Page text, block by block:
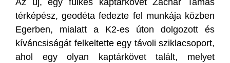
Az új, egy fülkés kaptárkövet Zachar Tamás
térképész, geodéta fedezte fel munkája közben
Egerben, mialatt a K2-es úton dolgozott és
kíváncsiságát felkeltette egy távoli sziklacsoport,
ahol egy olyan kaptárkövet talált, melyet